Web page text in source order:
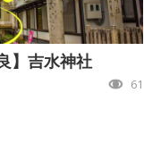
】吉水神社
61